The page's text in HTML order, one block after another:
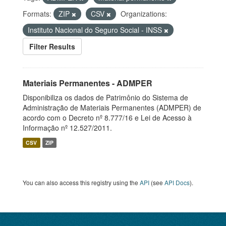
Formats:
ZIP CSV
Organizations:
Instituto Nacional do Seguro Social - INSS
Filter Results
Materiais Permanentes - ADMPER
Disponibiliza os dados de Patrimônio do Sistema de
Administração de Materiais Permanentes (ADMPER) de
acordo com o Decreto nº 8.777/16 e Lei de Acesso à
Informação nº 12.527/2011.
CSV ZIP
You can also access this registry using the API (see API Docs).